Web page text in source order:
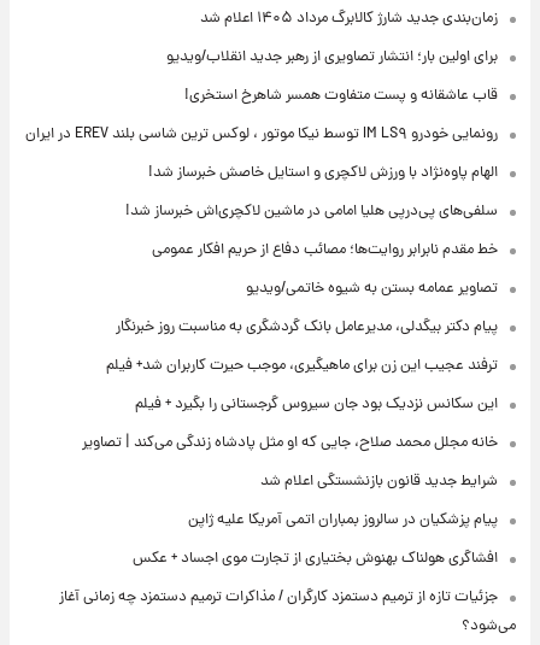
زمان‌بندی جدید شارژ کالابرگ مرداد ۱۴۰۵ اعلام شد
برای اولین بار؛ انتشار تصاویری از رهبر جدید انقلاب/ویدیو
قاب عاشقانه و پست متفاوت همسر شاهرخ استخری!
رونمایی خودرو IM LS۹ توسط نیکا موتور ، لوکس ترین شاسی بلند EREV در ایران
الهام پاوه‌نژاد با ورزش لاکچری و استایل خاصش خبرساز شد!
سلفی‌های پی‌درپی هلیا امامی در ماشین لاکچری‌اش خبرساز شد!
خط مقدم نابرابر روایت‌ها؛ مصائب دفاع از حریم افکار عمومی
تصاویر عمامه بستن به شیوه خاتمی/ویدیو
پیام دکتر بیگدلی، مدیرعامل بانک گردشگری به مناسبت روز خبرنگار
ترفند عجیب این زن برای ماهیگیری، موجب حیرت کاربران شد+ فیلم
این سکانس نزدیک بود جان سیروس گرجستانی را بگیرد + فیلم
خانه مجلل محمد صلاح، جایی که او مثل پادشاه زندگی می‌کند | تصاویر
شرایط جدید قانون بازنشستگی اعلام شد
پیام پزشکیان در سالروز بمباران اتمی آمریکا علیه ژاپن
افشاگری هولناک بهنوش بختیاری از تجارت موی اجساد + عکس
جزئیات تازه از ترمیم دستمزد کارگران / مذاکرات ترمیم دستمزد چه زمانی آغاز
می‌شود؟